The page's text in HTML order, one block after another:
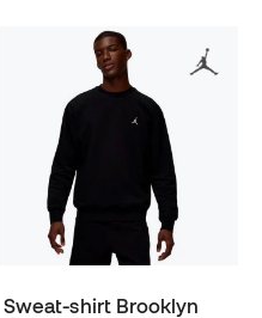
Sweat-shirt Brooklyn